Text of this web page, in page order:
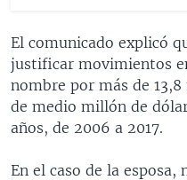
El comunicado explicó
justificar movimientos
nombre por más de
de medio millón de
años, de 2006 a 2017.
En el caso de la